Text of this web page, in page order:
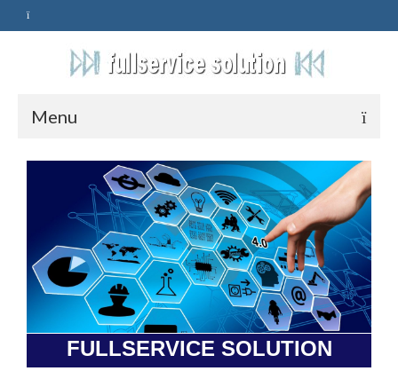
Menu
HOME
ASSISTENZA
POLITICA
Qualità
PRIVACY
FULLSERVICE SOLUTION